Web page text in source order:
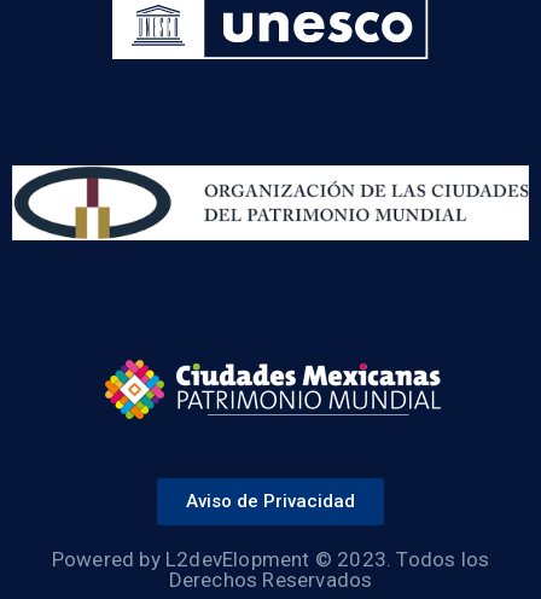
Aviso de Privacidad
Powered by L2devElopment © 2023. Todos los
Derechos Reservados